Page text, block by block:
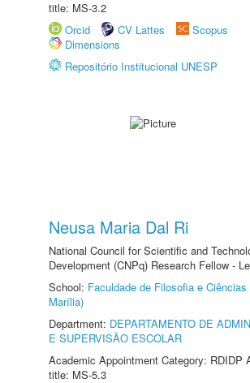
title: MS-3.2
Orcid
CV Lattes
Scopus
Dimensions
Repositório Institucional UNESP
Neusa Maria Dal Ri
National Council for Scientific and
Development (CNPq) Research Fellow -
School: Faculdade de Filosofia e
Marília)
Department: DEPARTAMENTO DE
E SUPERVISÃO ESCOLAR
Academic Appointment Category: RDIDP
title: MS-5.3